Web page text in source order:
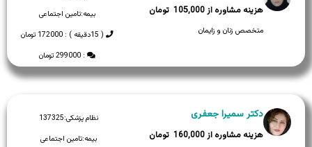
بیمه:تامین اجتماعی
( 15دقیقه ) : 172000 تومان
: 299000 تومان
105,000
متخصص زنان و زایمان
نظام پزشکی:137325
بیمه:تامین اجتماعی
دکتر سمیرا جعفری
160,000